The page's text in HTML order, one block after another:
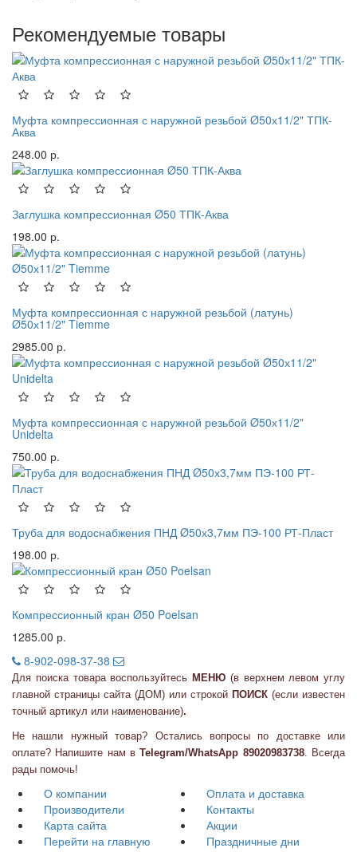
Рекомендуемые товары
Муфта компрессионная с наружной резьбой Ø50х11/2" ТПК-
Аква
248.00 р.
Заглушка компрессионная Ø50 ТПК-Аква
198.00 р.
Муфта компрессионная с наружной резьбой (латунь)
Ø50х11/2" Tiemme
2985.00 р.
Муфта компрессионная с наружной резьбой Ø50х11/2"
Unidelta
750.00 р.
Труба для водоснабжения ПНД Ø50х3,7мм ПЭ-100 РТ-Пласт
198.00 р.
Компрессионный кран Ø50 Poelsan
1285.00 р.
8-902-098-37-38
Для поиска товара воспользуйтесь МЕНЮ (в верхнем левом углу
главной страницы сайта (ДОМ) или строкой ПОИСК (если известен
точный артикул или наименование).
Не нашли нужный товар? Остались вопросы по доставке или
оплате? Напишите нам вTelegram/WhatsApp 89020983738. Всегда
рады помочь!
О компании
Оплата и доставка
Производители
Контакты
Карта сайта
Акции
Перейти на главную
Праздничные дни